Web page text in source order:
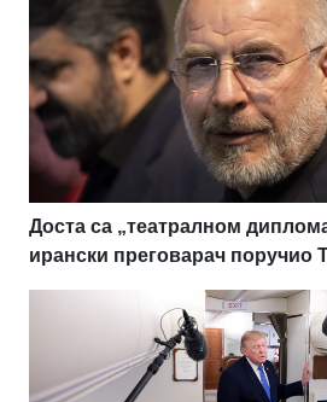
Доста са „театралном
ирански преговарач поручио